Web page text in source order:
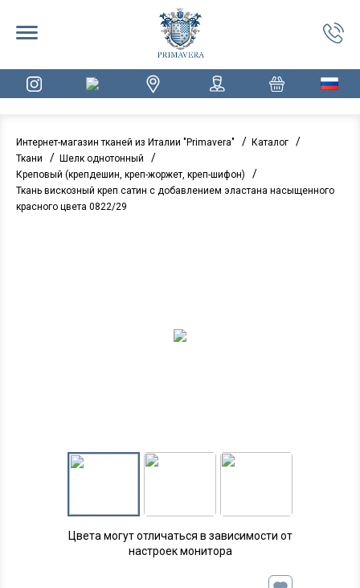
Интернет-магазин тканей из Италии "Primavera" / Каталог /
Ткани / Шелк однотонный /
Креповый (крепдешин, креп-жоржет, креп-шифон) /
Ткань вискозный креп сатин с добавлением эластана насыщенного
красного цвета 0822/29
Цвета могут отличаться в зависимости от
настроек монитора